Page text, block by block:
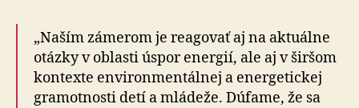
„Naším zámerom je reagovať aj na aktuálne
otázky v oblasti úspor energií, ale aj v širšom
kontexte environmentálnej a energetickej
gramotnosti detí a mládeže. Dúfame, že sa